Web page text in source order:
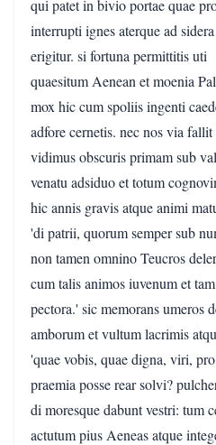
qui patet in bivio portae quae
interrupti ignes aterque ad
erigitur. si fortuna permittitis uti
quaesitum Aenean et moenia
mox hic cum spoliis ingenti
adfore cernetis. nec nos via fallit
vidimus obscuris primam sub
venatu adsiduo et totum
hic annis gravis atque animi
'di patrii, quorum semper sub
non tamen omnino Teucros
cum talis animos iuvenum et
pectora.' sic memorans umeros
amborum et vultum lacrimis
'quae vobis, quae digna, viri,
praemia posse rear solvi?
di moresque dabunt vestri: tum
actutum pius Aeneas atque